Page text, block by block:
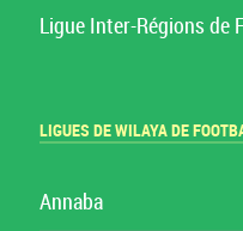
Ligue Inter-Régions de
LIGUES DE WILAYA DE
Annaba